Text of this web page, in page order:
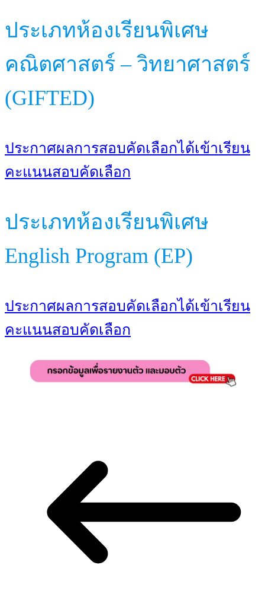
ประเภทห้องเรียนพิเศษ
คณิตศาสตร์ – วิทยาศาสตร์
(GIFTED)
ประกาศผลการสอบคัดเลือกได้เข้าเรียน
คะแนนสอบคัดเลือก
ประเภทห้องเรียนพิเศษ
English Program (EP)
ประกาศผลการสอบคัดเลือกได้เข้าเรียน
คะแนนสอบคัดเลือก